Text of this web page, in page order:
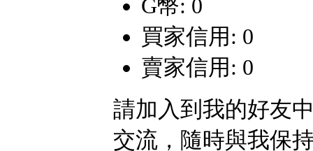
G幣: 0
買家信用: 0
賣家信用: 0
請加入到我的好友
交流，隨時與我保